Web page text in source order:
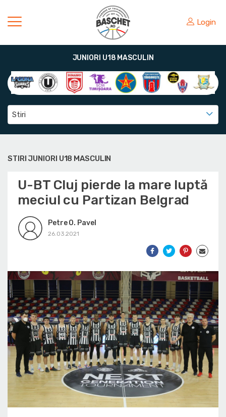
Login
JUNIORI U18 MASCULIN
Stiri
STIRI JUNIORI U18 MASCULIN
U-BT Cluj pierde la mare luptă
meciul cu Partizan Belgrad
Petre O. Pavel
26.03.2021